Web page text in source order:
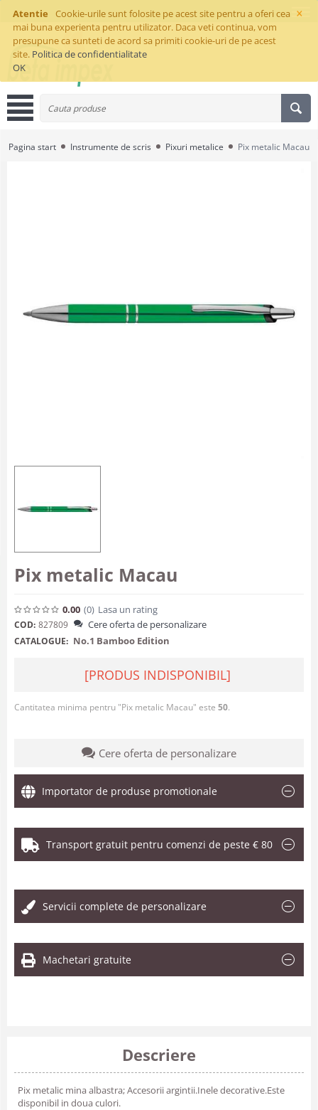
×
Atentie
Cookie-urile sunt folosite pe acest site pentru a oferi cea
mai buna experienta pentru utilizator. Daca veti continua, vom
presupune ca sunteti de acord sa primiti cookie-uri de pe acest
site. Politica de confidentialitate
OK
Pagina start Instrumente de scris Pixuri metalice Pix metalic Macau
Pix metalic Macau
0.00 (0) Lasa un rating
COD: 827809 Cere oferta de personalizare
CATALOGUE: No.1 Bamboo Edition
[PRODUS INDISPONIBIL]
Cantitatea minima pentru "Pix metalic Macau" este 50.
Cere oferta de personalizare
Importator de produse promotionale
Transport gratuit pentru comenzi de peste € 80
Servicii complete de personalizare
Machetari gratuite
Descriere
Pix metalic mina albastra; Accesorii argintii.Inele decorative.Este
disponibil in doua culori.